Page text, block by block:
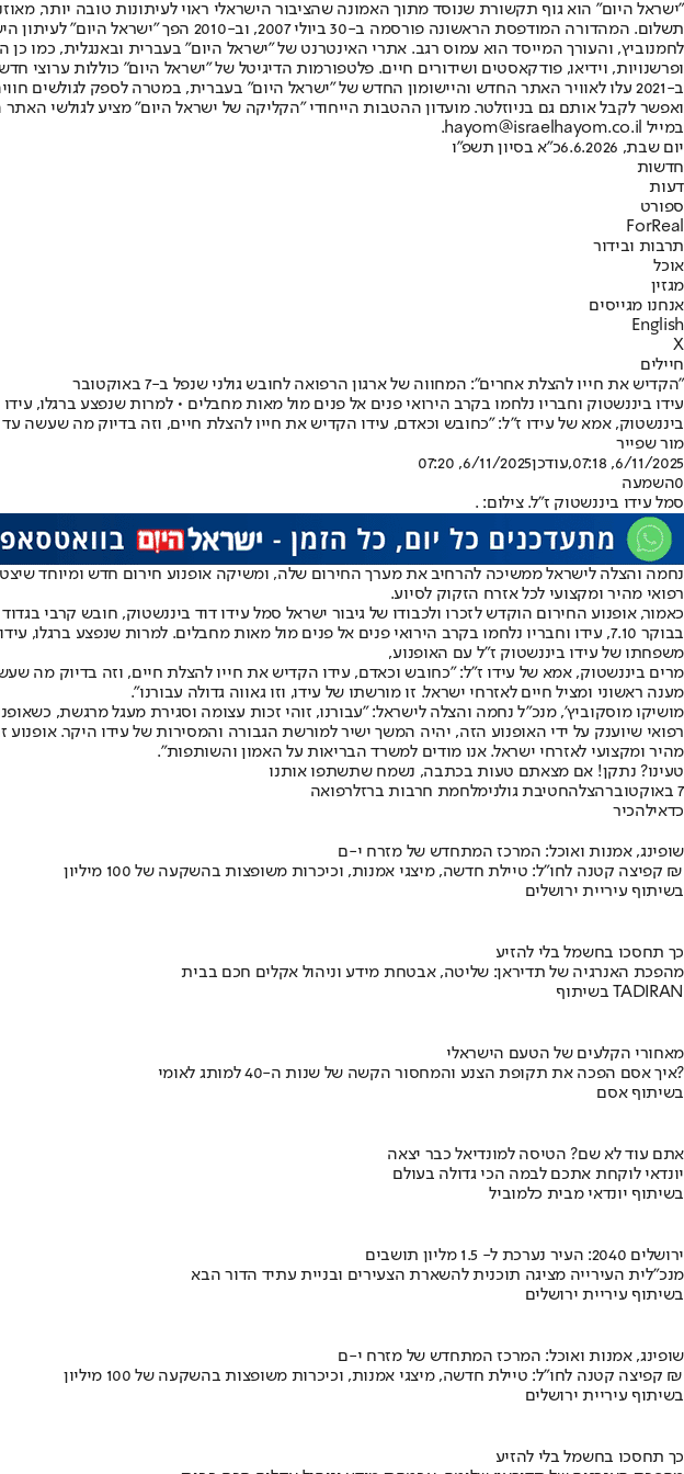
"ישראל היום" הוא גוף תקשורת שנוסד מתוך האמונה שהציבור הישראלי ראוי לעיתונות טובה יותר,
תשלום. המהדורה המודפסת הראשונה
ופרשנויות, וידיאו, פודקאסטים ושידורים חיים. פלטפורמות הדיגיטל של "ישראל היום" כוללות ערוצי
ב-2021 עלו לאוויר האתר החדש והיישומון החדש של "ישראל היום" בעברית, במטרה לספק
ואפשר לקבל אותם גם בניוזלטר. מועדון ההטבות הייחודי "הקליקה של ישראל היום" מציע לגולשי
במייל hayom@israelhayom.co.il.
יום שבת, 6.6.2026
כ"א בסיון תשפ"ו
חדשות
דעות
ספורט
ForReal
תרבות ובידור
אוכל
מגזין
אנחנו מגייסים
English
X
חיילים
"הקדיש את חייו להצלת אחרים": המחווה של ארגון הרפואה לחובש גולני שנפל ב-7 באוקטובר
עידו ביננשטוק וחבריו נלחמו בקרב הירואי פנים אל פנים מול מאות מחבלים • למרות שנפצע ברגלו,
ביננשטוק, אמא של עידו ז"ל: "כחובש וכאדם, עידו הקדיש את חייו להצלת חיים, וזה בדיוק מה שעשה עד
מור שפייר
6/11/2025, 07:18
,עודכן6/11/2025, 07:20
0השמעה
סמל עידו ביננשטוק ז"ל. צילום: .
רפואי מהיר ומקצועי לכל אזרח הזקוק לסיוע.
כאמור, אופנוע החירום הוקדש לזכרו ולכבודו של גיבור ישראל סמל עידו דוד ביננשטוק, חובש קרבי בגדוד 13 של חטיבת גולני, אשר נפל ב-7.10.2023 בקרב על מוצב פגה, מדרום לנחל עוז.
בבוקר 7.10, עידו וחבריו נלחמו בקרב הירואי פנים אל פנים מול מאות מחבלים. למרות שנפצע ברגלו, עידו המשיך להעניק תחת אש טיפול מציל חיים לחבריו הלוחמים שנפצעו והוא נפל תוך כדי פעילותו האמיצה.
משפחתו של עידו ביננשטוק ז"ל עם האופנוע,
מרים ביננשטוק, אמא של עידו ז"ל: "כחובש וכאדם, עידו הקדיש את חייו להצלת חיים, וזה בדיוק מה
מענה ראשוני ומציל חיים לאזרחי ישראל. זו מורשתו של עידו, וזו גאווה גדולה עבורנו".
מושיקו מוסקוביץ', מנכ"ל נחמה והצלה לישראל: "עבורנו, זוהי זכות עצומה וסגירת מעגל מרגשת,
רפואי שיוענק על ידי האופנוע הזה, יהיה המשך ישיר למורשת הגבורה והמסירות של עידו היקר.
מהיר ומקצועי לאזרחי ישראל. אנו מודים למשרד הבריאות על האמון והשותפות".
טעינו? נתקן! אם מצאתם טעות בכתבה, נשמח שתשתפו אותנו
7 באוקטובר
הצלהחטיבת גולנימלחמת חרבות ברזלרפואה
כדאילהכיר
שופינג, אמנות ואוכל: המרכז המתחדש של מזרח י-ם
קפיצה קטנה לחו"ל: טיילת חדשה, מיצגי אמנות, וכיכרות משופצות בהשקעה של 100 מיליון ₪
בשיתוף עיריית ירושלים
כך תחסכו בחשמל בלי להזיע
מהפכת האנרגיה של תדיראן: שליטה, אבטחת מידע וניהול אקלים חכם בבית
בשיתוף TADIRAN
מאחורי הקלעים של הטעם הישראלי
איך אסם הפכה את תקופת הצנע והמחסור הקשה של שנות ה-40 למותג לאומי?
בשיתוף אסם
אתם עוד לא שם? הטיסה למונדיאל כבר יצאה
יונדאי לוקחת אתכם לבמה הכי גדולה בעולם
בשיתוף יונדאי מבית כלמוביל
ירושלים 2040: העיר נערכת ל- 1.5 מליון תושבים
מנכ"לית העירייה מציגה תוכנית להשארת הצעירים ובניית עתיד הדור הבא
בשיתוף עיריית ירושלים
שופינג, אמנות ואוכל: המרכז המתחדש של מזרח י-ם
קפיצה קטנה לחו"ל: טיילת חדשה, מיצגי אמנות, וכיכרות משופצות בהשקעה של 100 מיליון ₪
בשיתוף עיריית ירושלים
כך תחסכו בחשמל בלי להזיע